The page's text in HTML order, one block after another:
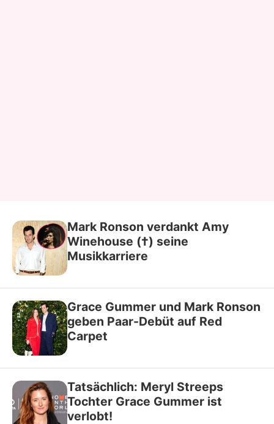
Mark Ronson verdankt Amy
Winehouse (†) seine
Musikkarriere
Grace Gummer und Mark Ronson
geben Paar-Debüt auf Red
Carpet
Tatsächlich: Meryl Streeps
Tochter Grace Gummer ist
verlobt!